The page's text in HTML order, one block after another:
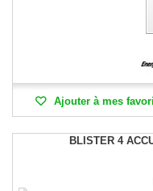
Ajouter à mes
BLISTER 4